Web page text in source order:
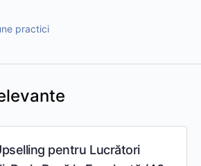
practici
pentru Lucrători